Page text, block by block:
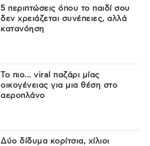
5 περιπτώσεις όπου το παιδί σου
δεν χρειάζεται συνέπειες, αλλά
κατανόηση
Το πιο... viral παζάρι μίας
οικογένειας για μια θέση στο
αεροπλάνο
Δύο δίδυμα κορίτσια, χίλιοι